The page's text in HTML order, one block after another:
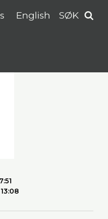
English SØK